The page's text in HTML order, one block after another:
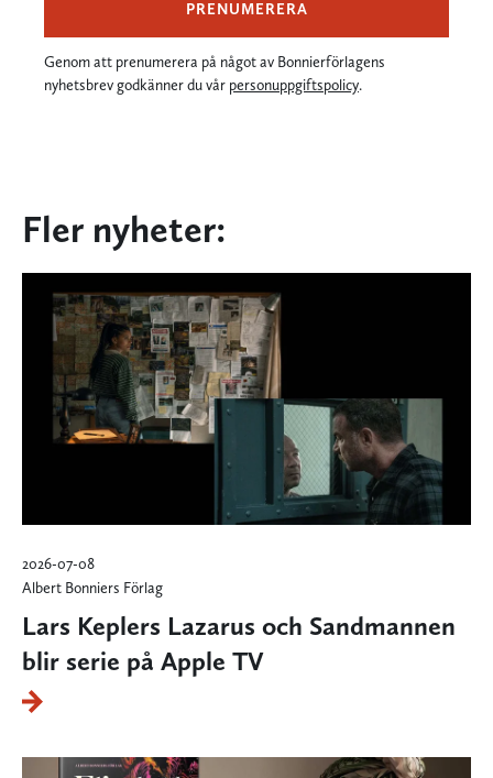
PRENUMERERA
Genom att prenumerera på något av Bonnierförlagens
nyhetsbrev godkänner du vår personuppgiftspolicy.
Fler nyheter:
2026-07-08
Albert Bonniers Förlag
Lars Keplers Lazarus och Sandmannen
blir serie på Apple TV